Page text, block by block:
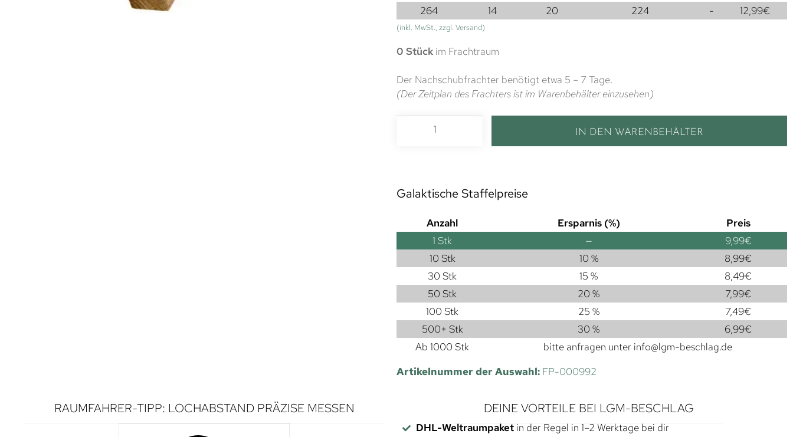
264
14 20 224 - 12,99€
(inkl. MwSt., zzgl. Versand)
0 Stück im Frachtraum
Der Nachschubfrachter benötigt etwa 5 – 7 Tage.
(Der Zeitplan des Frachters ist im Warenbehälter einzusehen)
IN DEN WARENBEHÄLTER
Galaktische Staffelpreise
Anzahl Ersparnis (%)
Preis
1 Stk — 9,99€
10 Stk
10 % 8,99€
30 Stk
15 % 8,49€
50 Stk
20 % 7,99€
100 Stk
25 % 7,49€
500+ Stk
30 % 6,99€
Ab 1000 Stk
bitte anfragen unter info@lgm-beschlag.de
Artikelnummer der Auswahl: FP-000992
RAUMFAHRER-TIPP: LOCHABSTAND PRÄZISE MESSEN DEINE VORTEILE BEI LGM-BESCHLAG
DHL-Weltraumpaketin der Regel in 1–2 Werktage bei dir